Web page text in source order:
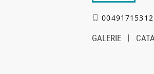
GALERIE